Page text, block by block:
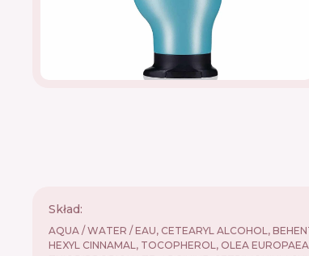
Skład:
AQUA / WATER / EAU, CETEARYL ALCOHOL,
HEXYL CINNAMAL, TOCOPHEROL, OLEA